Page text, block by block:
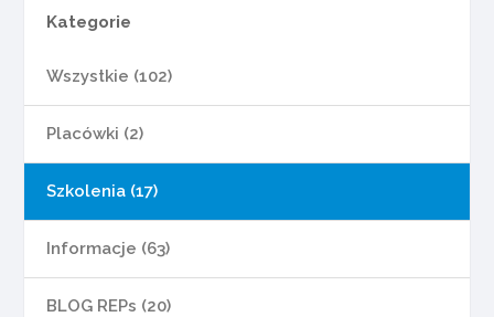
Kategorie
Wszystkie (102)
Placówki (2)
Szkolenia (17)
Informacje (63)
BLOG REPs (20)